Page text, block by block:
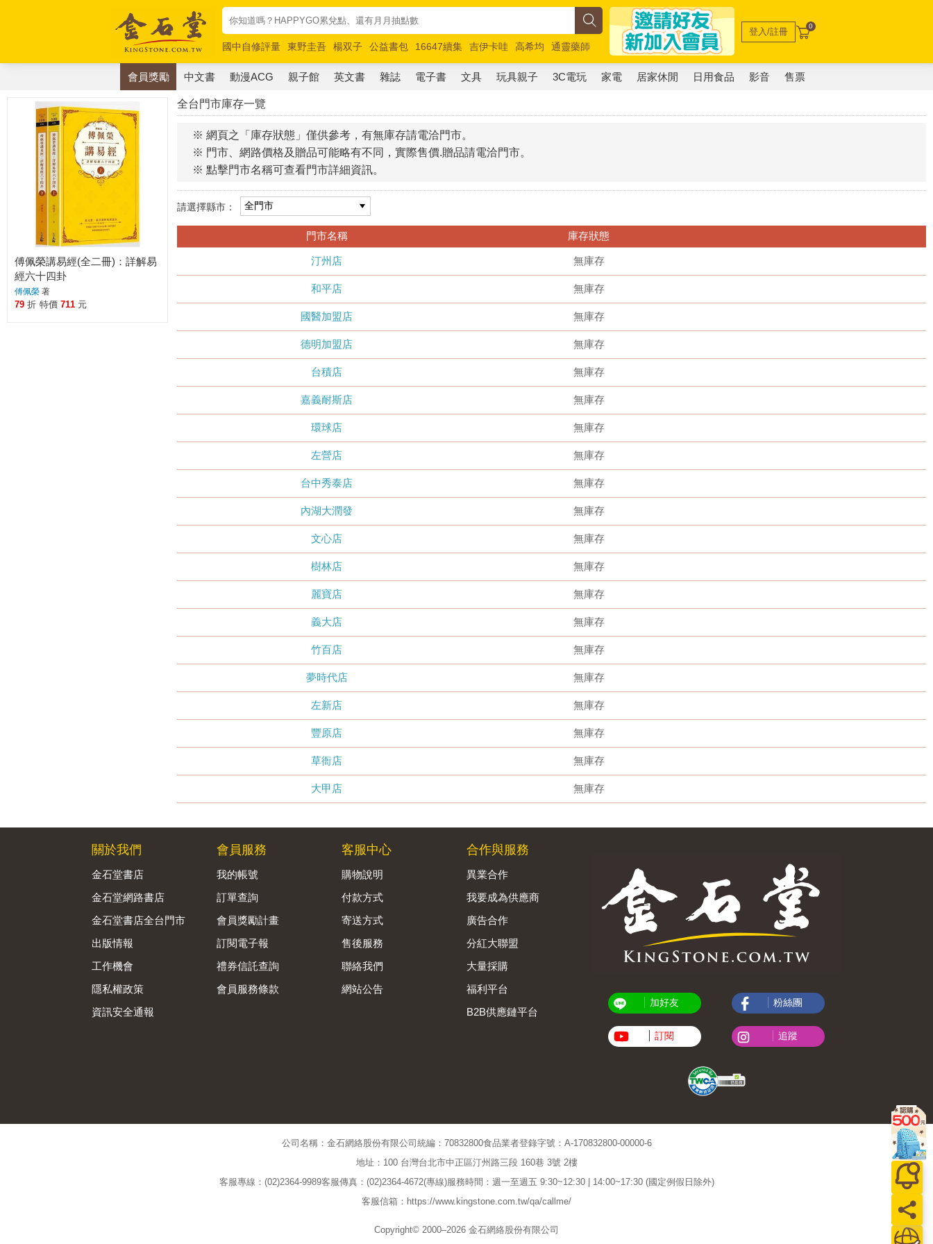
國中自修評量 東野圭吾 楊双子 公益書包 16647續集 吉伊卡哇 高希均
通靈藥師
唯紅花綻放
奧德賽 路邊攤新作 馬斯克 玩具總動員5 超慢跑
登入/註冊 0
會員獎勵 中文書 動漫ACG 親子館 英文書 雜誌 電子書 文具 玩具親子 3C電玩 家電 居家休閒 日用食品 影音 售票
全台門市庫存一覽
※ 網頁之「庫存狀態」僅供參考，有無庫存請電洽門市。
※ 門市、網路價格及贈品可能略有不同，實際售價.贈品請電洽門市。
※ 點擊門市名稱可查看門市詳細資訊。
請選擇縣市：
門市名稱 庫存狀態
汀州店 無庫存
和平店 無庫存
國醫加盟店 無庫存
德明加盟店 無庫存
台積店 無庫存
嘉義耐斯店 無庫存
環球店 無庫存
左營店 無庫存
台中秀泰店 無庫存
內湖大潤發 無庫存
文心店 無庫存
樹林店 無庫存
麗寶店 無庫存
義大店 無庫存
竹百店 無庫存
夢時代店 無庫存
左新店 無庫存
豐原店 無庫存
草衙店 無庫存
大甲店 無庫存
傅佩榮講易經(全二冊)：詳解易
經六十四卦
傅佩榮 著
79 折 特價 711 元
關於我們
金石堂書店
金石堂網路書店
金石堂書店全台門市
出版情報
工作機會
隱私權政策
資訊安全通報
會員服務
我的帳號
訂單查詢
會員獎勵計畫
訂閱電子報
禮券信託查詢
會員服務條款
客服中心
購物說明
付款方式
寄送方式
售後服務
聯絡我們
網站公告
合作與服務
異業合作
我要成為供應商
廣告合作
分紅大聯盟
大量採購
福利平台
B2B供應鏈平台
加好友
訂閱
粉絲團
追蹤
公司名稱：金石網絡股份有限公司 統編：70832800食品業者登錄字號：A-170832800-00000-6
地址：100 台灣台北市中正區汀州路三段 160巷 3號 2樓
客服專線：(02)2364-9989客服傳真：(02)2364-4672(專線)服務時間：週一至週五 9:30~12:30 | 14:00~17:30 (國定例假日除外)
客服信箱：https://www.kingstone.com.tw/qa/callme/
Copyright© 2000–2026 金石網絡股份有限公司